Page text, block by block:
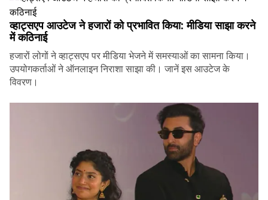
व्हाट्सएप आउटेज ने हजारों को प्रभावित किया: मीडिया साझा करने
में कठिनाई
हजारों लोगों ने व्हाट्सएप पर मीडिया भेजने में समस्याओं का सामना किया।
उपयोगकर्ताओं ने ऑनलाइन निराशा साझा की। जानें इस आउटेज के
विवरण।